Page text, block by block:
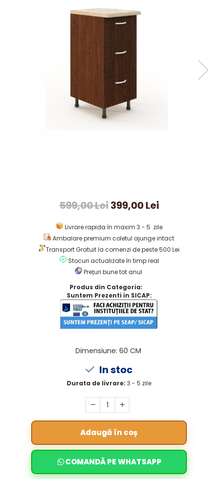
599,00 Lei399,00 Lei
Livrare rapida în maxim 3 - 5 zile
Ambalare premium coletul ajunge intact
Transport Gratuit la comenzi de peste 500 Lei
Stocuri actualizate în timp real
Prețuri bune tot anul
Produs din Categoria:
Suntem Prezenti in SICAP:
Dimensiune: 60 CM
In stoc
Durata de livrare: 3 - 5 zile
Adaugă în coș
COMANDĂ PE WHATSAPP